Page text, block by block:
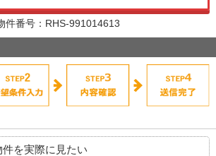
件番号：RHS-991014613
件を実際に見たい